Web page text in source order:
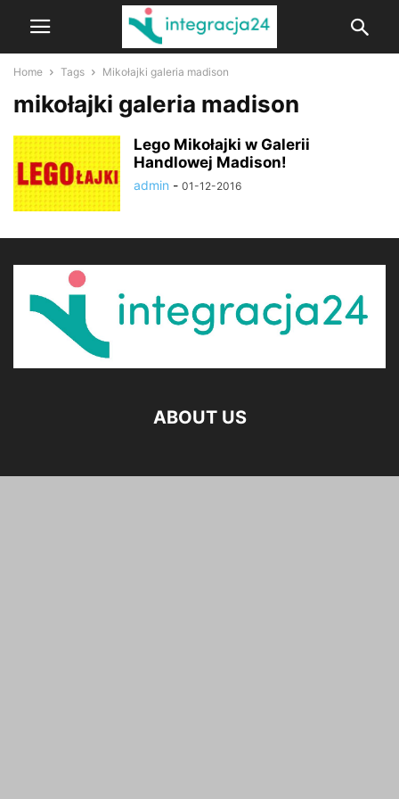
Home Tags Mikołajki galeria madison
mikołajki galeria madison
Lego Mikołajki w Galerii
Handlowej Madison!
admin - 01-12-2016
ABOUT US